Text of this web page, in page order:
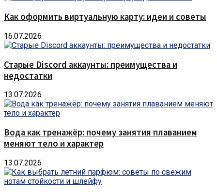
Как оформить виртуальную карту: идеи и советы
16.07.2026
Старые Discord аккаунты: преимущества и
недостатки
13.07.2026
Вода как тренажёр: почему занятия плаванием
меняют тело и характер
13.07.2026